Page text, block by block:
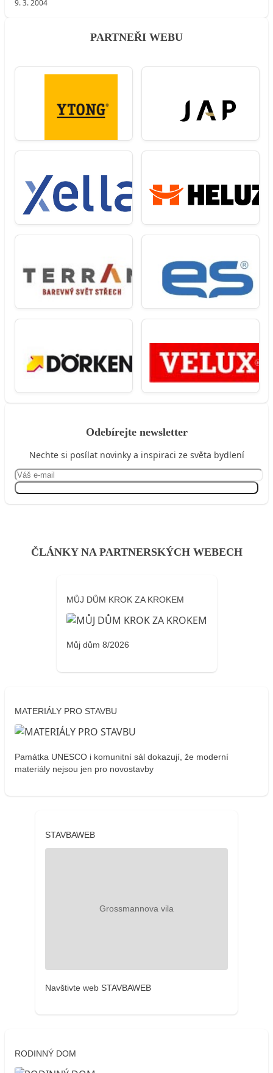
9. 3. 2004
PARTNEŘI WEBU
Odebírejte newsletter
Nechte si posílat novinky a inspiraci ze světa bydlení
ČLÁNKY NA PARTNERSKÝCH WEBECH
MŮJ DŮM KROK ZA KROKEM
Můj dům 8/2026
MATERIÁLY PRO STAVBU
Památka UNESCO i komunitní sál dokazují, že moderní
materiály nejsou jen pro novostavby
STAVBAWEB
Navštivte web STAVBAWEB
RODINNÝ DOM